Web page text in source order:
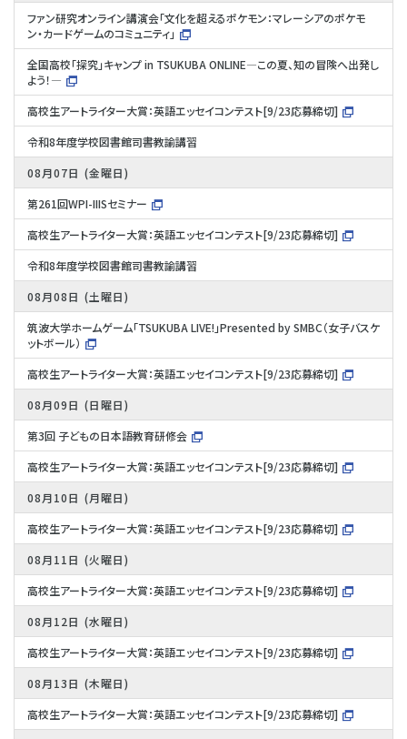
ファン研究オンライン講演会「文化を超えるポケモン：マレーシアのポケモ
ン・カードゲームのコミュニティ」
全国高校「探究」キャンプ in TSUKUBA ONLINE―この夏、知の冒険へ出発し
よう！―
高校生アートライター大賞：英語エッセイコンテスト[9/23応募締切]
令和8年度学校図書館司書教諭講習
08月07日
金曜日
第261回WPI-IIISセミナー
高校生アートライター大賞：英語エッセイコンテスト[9/23応募締切]
令和8年度学校図書館司書教諭講習
08月08日
土曜日
筑波大学ホームゲーム「TSUKUBA LIVE!」Presented by SMBC（女子バスケ
ットボール）
高校生アートライター大賞：英語エッセイコンテスト[9/23応募締切]
08月09日
日曜日
第3回 子どもの日本語教育研修会
高校生アートライター大賞：英語エッセイコンテスト[9/23応募締切]
08月10日
月曜日
高校生アートライター大賞：英語エッセイコンテスト[9/23応募締切]
08月11日
火曜日
高校生アートライター大賞：英語エッセイコンテスト[9/23応募締切]
08月12日
水曜日
高校生アートライター大賞：英語エッセイコンテスト[9/23応募締切]
08月13日
木曜日
高校生アートライター大賞：英語エッセイコンテスト[9/23応募締切]